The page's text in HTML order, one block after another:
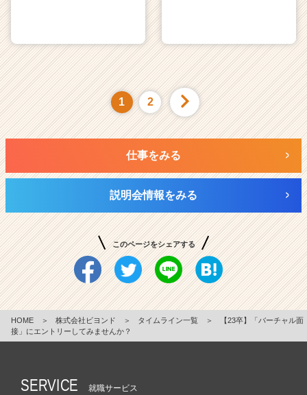
1 2
仕事をみる
説明会情報をみる
このページをシェアする
HOME ＞ 株式会社ビヨンド ＞ タイムライン一覧 ＞
【23卒】「バーチャル面
接」にエントリーしてみませんか？
SERVICE 就職サービス